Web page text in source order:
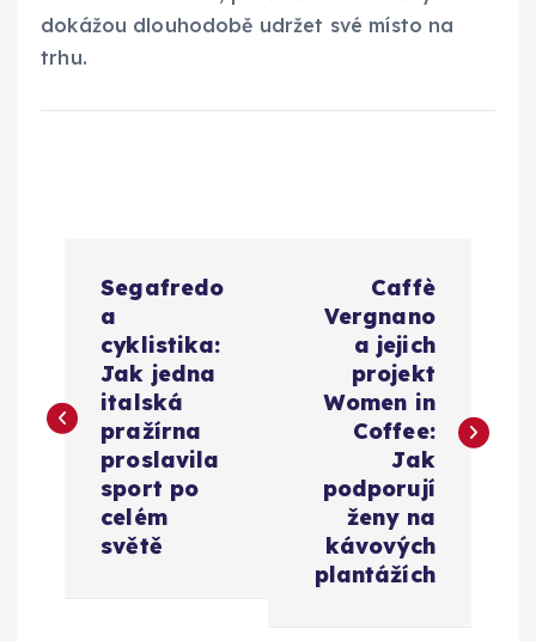
dokážou dlouhodobě udržet své místo na
trhu.
i
Segafredo
a
cyklistika:
Jak jedna
italská
pražírna
proslavila
sport po
celém
světě
Caffè
Vergnano
a jejich
projekt
Women in
Coffee:
Jak
podporují
ženy na
kávových
plantážích